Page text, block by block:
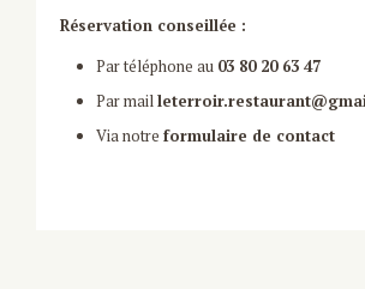
Réservation conseillée :
Par téléphone au 03 80 20 63 47
Par mail
Via notre formulaire de contact